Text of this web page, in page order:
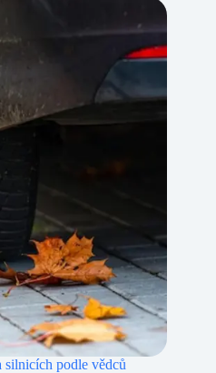
silnicích podle vědců